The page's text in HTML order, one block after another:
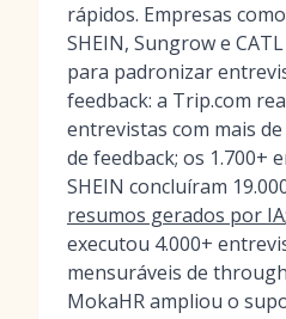
rápidos. Empresas
SHEIN, Sungrow e
para padronizar
feedback: a Trip.com
entrevistas com mais
de feedback; os 1.700+
SHEIN concluíram
resumos gerados por IA
executou 4.000+
mensuráveis de
MokaHR ampliou o